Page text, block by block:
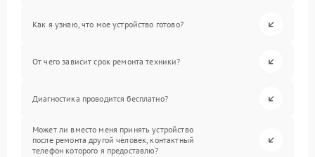
Как я узнаю, что мое устройство готово?
От чего зависит срок ремонта техники?
Диагностика проводится бесплатно?
Может ли вместо меня принять устройство
после ремонта другой человек, контактный
телефон которого я предоставлю?